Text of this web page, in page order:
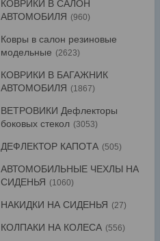
КОВРИКИ В САЛОН
АВТОМОБИЛЯ
960
Ковры в салон резиновые
модельные
2623
КОВРИКИ В БАГАЖНИК
АВТОМОБИЛЯ
1867
ВЕТРОВИКИ Дефлекторы
боковых стекол
3053
ДЕФЛЕКТОР КАПОТА 505
АВТОМОБИЛЬНЫЕ ЧЕХЛЫ НА
СИДЕНЬЯ
1060
НАКИДКИ НА СИДЕНЬЯ 27
КОЛПАКИ НА КОЛЕСА 556